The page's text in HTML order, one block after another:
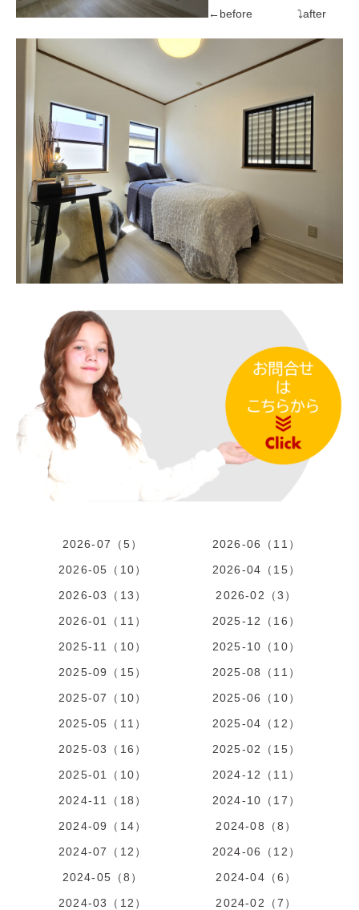
←before ⤵after
2026-07（5）
2026-06（11）
2026-05（10）
2026-04（15）
2026-03（13）
2026-02（3）
2026-01（11）
2025-12（16）
2025-11（10）
2025-10（10）
2025-09（15）
2025-08（11）
2025-07（10）
2025-06（10）
2025-05（11）
2025-04（12）
2025-03（16）
2025-02（15）
2025-01（10）
2024-12（11）
2024-11（18）
2024-10（17）
2024-09（14）
2024-08（8）
2024-07（12）
2024-06（12）
2024-05（8）
2024-04（6）
2024-03（12）
2024-02（7）